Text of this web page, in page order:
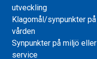
utveckling
Klagomål/synpunkter på
vården
Synpunkter på miljö eller
service